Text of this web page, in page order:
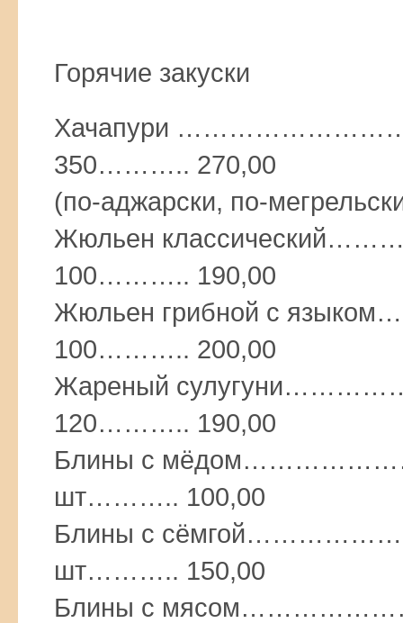
Горячие закуски
Хачапури
350……….. 270,00
(по-аджарски, по-
Жюльен
100……….. 190,00
Жюльен грибной с
100……….. 200,00
Жареный
120……….. 190,00
Блины с
шт……….. 100,00
Блины с
шт……….. 150,00
Блины с